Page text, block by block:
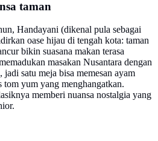
taman
Handayani (dikenal pula sebagai
oase hijau di tengah kota: taman
bikin suasana makan terasa
masakan Nusantara dengan
satu meja bisa memesan ayam
tom yum yang menghangatkan.
memberi nuansa nostalgia yang